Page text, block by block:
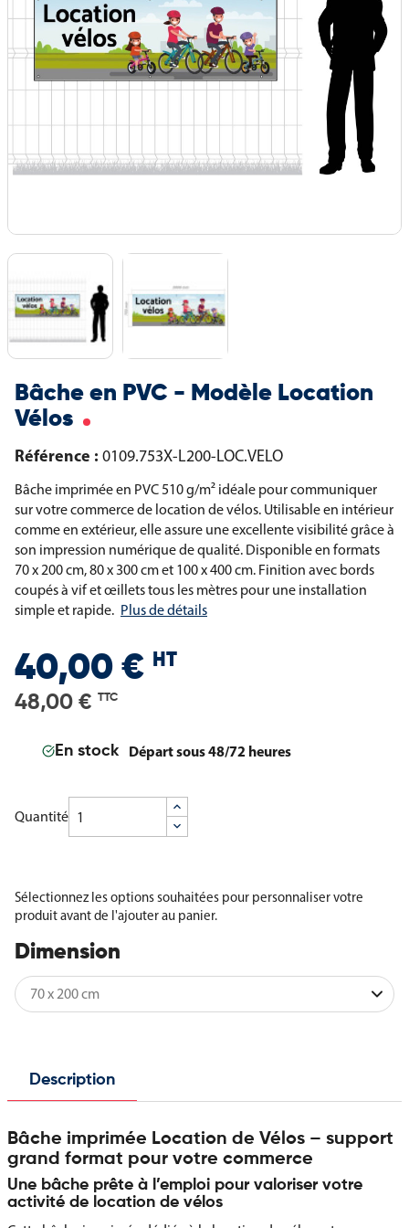
Bâche en PVC - Modèle Location
Vélos
Référence : 0109.753X-L200-LOC.VELO
Bâche imprimée en PVC 510 g/m² idéale pour communiquer
sur votre commerce de location de vélos. Utilisable en intérieur
comme en extérieur, elle assure une excellente visibilité grâce à
son impression numérique de qualité. Disponible en formats
70 x 200 cm, 80 x 300 cm et 100 x 400 cm. Finition avec bords
coupés à vif et œillets tous les mètres pour une installation
simple et rapide. Plus de détails
40,00 € HT
48,00 € TTC
En stock Départ sous 48/72 heures
Quantité
Sélectionnez les options souhaitées pour personnaliser votre
produit avant de l'ajouter au panier.
Dimension
Description
Bâche imprimée Location de Vélos – support
grand format pour votre commerce
Une bâche prête à l’emploi pour valoriser votre
activité de location de vélos